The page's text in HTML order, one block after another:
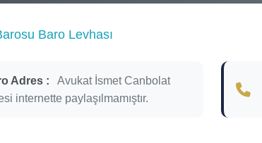
Baro Levhası
Adres :
Avukat İsmet Canbolat
internette paylaşılmamıştır.